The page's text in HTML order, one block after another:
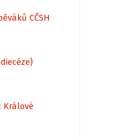
CČSH
Králové